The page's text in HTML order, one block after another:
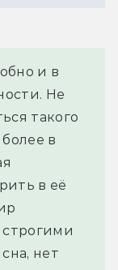
и в
Не
такого
в
в её
строгими
нет